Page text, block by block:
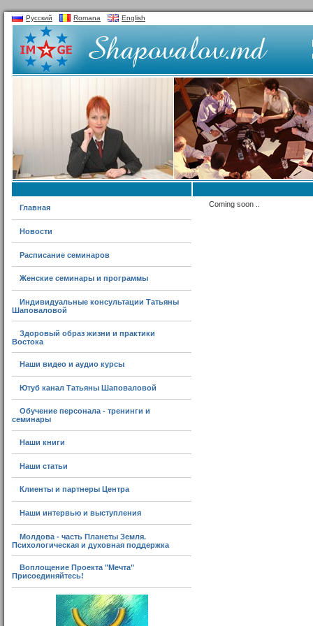
Русский Romana English
Главная
Новости
Расписание семинаров
Женские семинары и программы
Индивидуальные консультации Татьяны
Шаповаловой
Здоровый образ жизни и практики
Востока
Наши видео и аудио курсы
Ютуб канал Татьяны Шаповаловой
Обучение персонала - тренинги и
семинары
Наши книги
Наши статьи
Клиенты и партнеры Центра
Наши интервью и выступления
Молдова - часть Планеты Земля.
Психологическая и духовная поддержка
Воплощение Проекта "Мечта"
Присоединяйтесь!
Coming soon ..